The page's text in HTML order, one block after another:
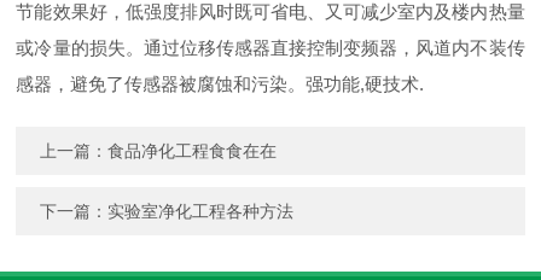
节能效果好，低强度排风时既可省电、又可减少室内及楼内热量
或冷量的损失。通过位移传感器直接控制变频器，风道内不装传
感器，避免了传感器被腐蚀和污染。强功能,硬技术.
上一篇：食品净化工程食食在在
下一篇： 实验室净化工程各种方法